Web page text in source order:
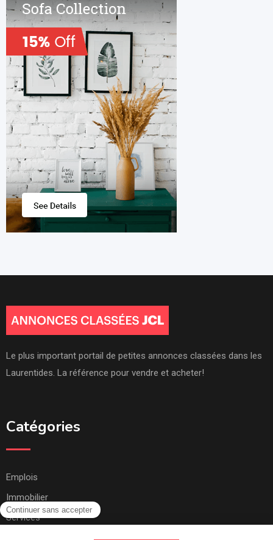
Le plus important portail de petites annonces classées dans les
Laurentides. La référence pour vendre et acheter!
Catégories
Emplois
Immobilier
Services